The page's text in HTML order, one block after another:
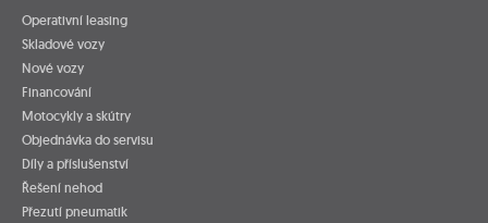
Operativní leasing
Skladové vozy
Nové vozy
Financování
Motocykly a skútry
Objednávka do servisu
Díly a příslušenství
Řešení nehod
Přezutí pneumatik